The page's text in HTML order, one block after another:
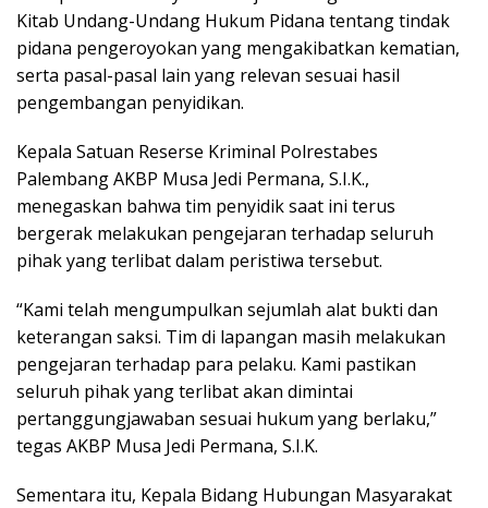
Kitab Undang-Undang Hukum Pidana tentang tindak
pidana pengeroyokan yang mengakibatkan kematian,
serta pasal-pasal lain yang relevan sesuai hasil
pengembangan penyidikan.
Kepala Satuan Reserse Kriminal Polrestabes
Palembang AKBP Musa Jedi Permana, S.I.K.,
menegaskan bahwa tim penyidik saat ini terus
bergerak melakukan pengejaran terhadap seluruh
pihak yang terlibat dalam peristiwa tersebut.
“Kami telah mengumpulkan sejumlah alat bukti dan
keterangan saksi. Tim di lapangan masih melakukan
pengejaran terhadap para pelaku. Kami pastikan
seluruh pihak yang terlibat akan dimintai
pertanggungjawaban sesuai hukum yang berlaku,”
tegas AKBP Musa Jedi Permana, S.I.K.
Sementara itu, Kepala Bidang Hubungan Masyarakat